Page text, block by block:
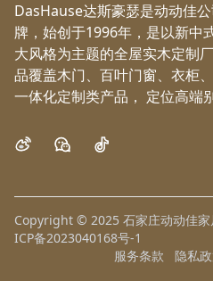
DasHause达斯豪瑟是动动佳
牌，始创于1996年，是以新中
大风格为主题的全屋实木定制
品覆盖木门、百叶门窗、衣柜
一体化定制类产品， 定位高端
微博 微信 抖音
Copyright © 2025 石家庄动动佳家
ICP备2023040168号-1
服务条款
隐私